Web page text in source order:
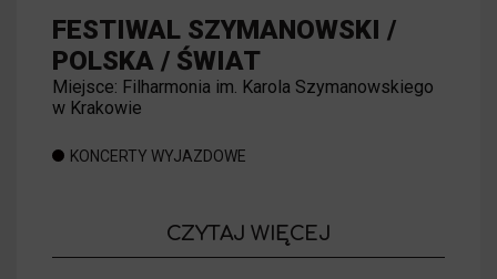
FESTIWAL SZYMANOWSKI /
POLSKA / ŚWIAT
Miejsce: Filharmonia im. Karola Szymanowskiego
w Krakowie
KONCERTY WYJAZDOWE
CZYTAJ WIĘCEJ
FESTIWAL